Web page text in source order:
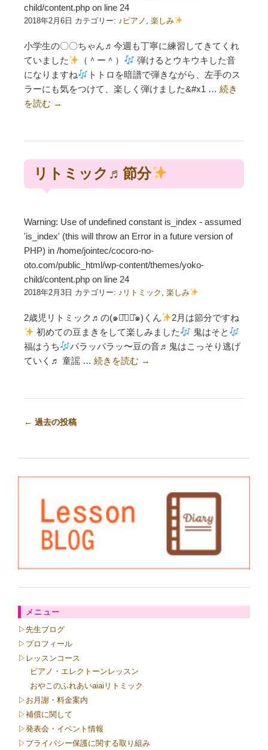
child/content.php on line 24
2018年2月6日 カテゴリー: ♪ピアノ , 楽しみ
小学生の〇〇ちゃん♬今週も丁寧に練習してきてくれ
ていました
（＾ー＾）
弾けるとウキウキした音
になりますね
トトロを暗譜で弾きながら、左手のス
ラーにも気をつけて、楽しく弾けました&#x1 … 続き
を読む →
リトミック♬節分
Warning: Use of undefined constant is_index - assumed
'is_index' (this will throw an Error in a future version of
PHP) in /home/jointec/cocoro-no-
oto.com/public_html/wp-content/themes/yoko-
child/content.php on line 24
2018年2月3日 カテゴリー: ♪リトミック , 楽しみ
2歳児リトミック♬の(๑･̑◡･̑๑)くん
2月は節分ですね
初めての豆まきをして楽しみました
鬼はそと
福はうち
パラッパラッ〜豆の音♬鬼はこっそり逃げ
ていく♬ 童謡 … 続きを読む →
← 過去の投稿
メニュー
▷先生ブログ
▷プロフィール
▷レッスンコース
ピアノ・エレクトーンレッスン
おやこのふれあいaiaiリトミック
▷お月謝・料金案内
▷補償に関して
▷発表会・イベント情報
▷プライバシー保護に関する取り組み